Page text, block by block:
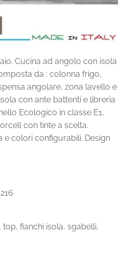
Cucina ad angolo con isola
da : colonna frigo,
angolare, zona lavello e
con ante battenti e libreria
Ecologico in classe E1,
con tinte a scelta.
e colori configurabili. Design
fianchi isola, sgabelli,